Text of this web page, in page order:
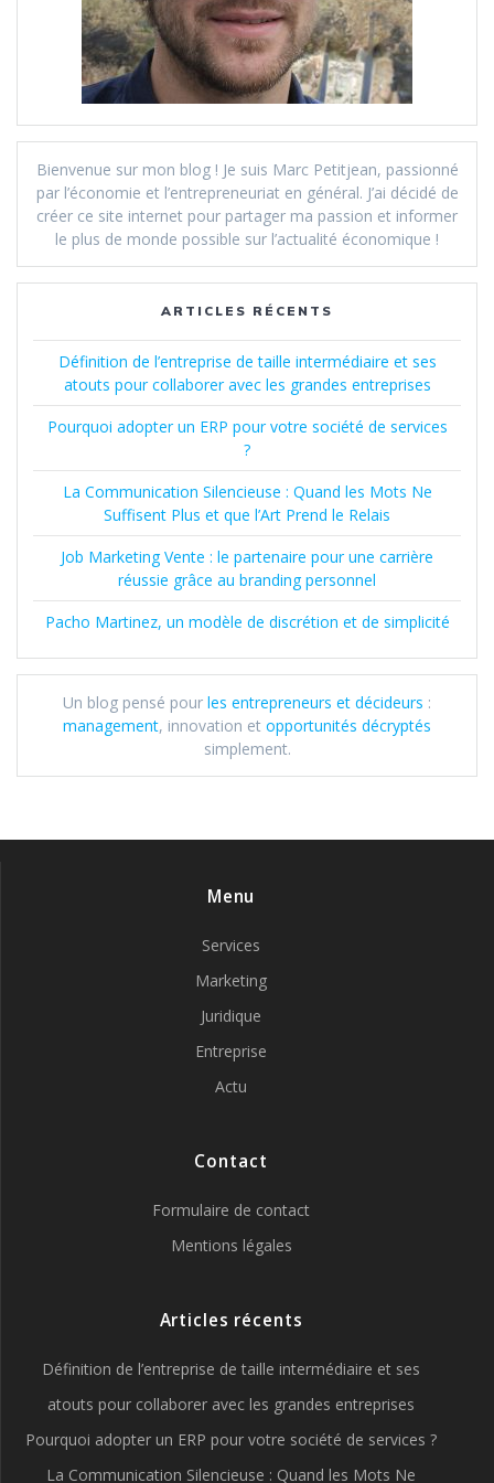
Bienvenue sur mon blog ! Je suis Marc Petitjean, passionné
par l’économie et l’entrepreneuriat en général. J’ai décidé de
créer ce site internet pour partager ma passion et informer
le plus de monde possible sur l’actualité économique !
ARTICLES RÉCENTS
Définition de l’entreprise de taille intermédiaire et ses
atouts pour collaborer avec les grandes entreprises
Pourquoi adopter un ERP pour votre société de services
?
La Communication Silencieuse : Quand les Mots Ne
Suffisent Plus et que l’Art Prend le Relais
Job Marketing Vente : le partenaire pour une carrière
réussie grâce au branding personnel
Pacho Martinez, un modèle de discrétion et de simplicité
Un blog pensé pour les entrepreneurs et décideurs :
management, innovation et opportunités décryptés
simplement.
Menu
Services
Marketing
Juridique
Entreprise
Actu
Contact
Formulaire de contact
Mentions légales
Articles récents
Définition de l’entreprise de taille intermédiaire et ses
atouts pour collaborer avec les grandes entreprises
Pourquoi adopter un ERP pour votre société de services ?
La Communication Silencieuse : Quand les Mots Ne